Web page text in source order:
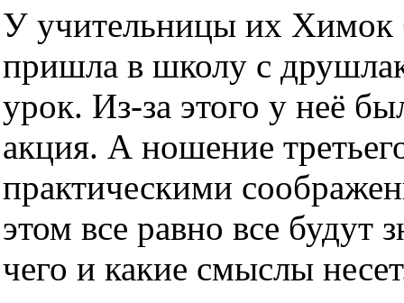
У учительницы их Химок
пришла в школу с
урок. Из-за этого у неё
акция. А ношение
практическими
этом все равно все будут
чего и какие смыслы